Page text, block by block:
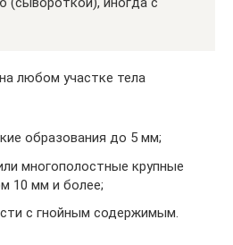
любом участке тела
образования до 5 мм;
многополостные крупные
10 мм и более;
с гнойным содержимым.